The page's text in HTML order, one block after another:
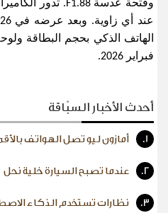
وفتحة عدسة F1.88.
تدور
عند أي زاوية. وبعد عرضه في CES 2026
فبراير 2026
.
أحدث الأخبار السبّاقة
1. أمازون ليو تصل الهواتف
2. عندما تصبح السيارة خلية نحل
3. نظارات تستخدم الذكاء